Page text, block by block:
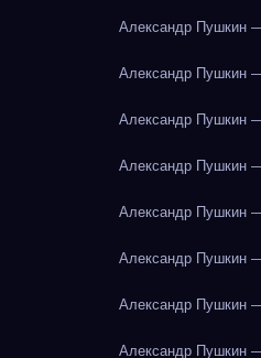
Александр Пушкин
Александр Пушкин
Александр Пушкин
Александр Пушкин
Александр Пушкин
Александр Пушкин
Александр Пушкин
Александр Пушкин